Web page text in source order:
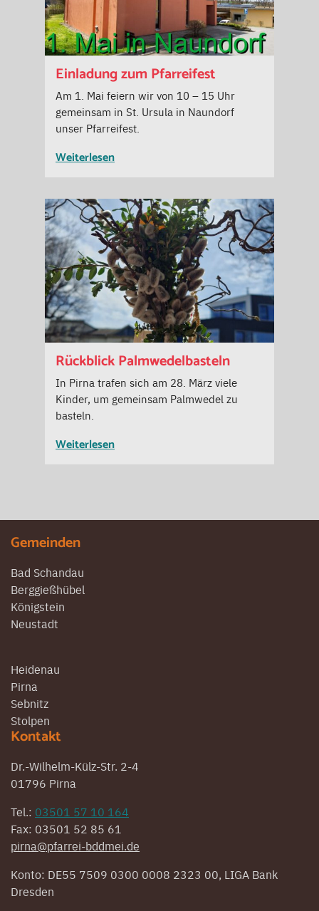
Einladung zum Pfarreifest
Am 1. Mai feiern wir von 10 – 15 Uhr
gemeinsam in St. Ursula in Naundorf
unser Pfarreifest.
Weiterlesen
Rückblick Palmwedelbasteln
In Pirna trafen sich am 28. März viele
Kinder, um gemeinsam Palmwedel zu
basteln.
Weiterlesen
Gemeinden
Bad Schandau
Berggießhübel
Königstein
Neustadt
Heidenau
Pirna
Sebnitz
Stolpen
Kontakt
Dr.-Wilhelm-Külz-Str. 2-4
01796 Pirna
Tel.: 03501 57 10 164
Fax: 03501 52 85 61
pirna@pfarrei-bddmei.de
Konto: DE55 7509 0300 0008 2323 00, LIGA Bank
Dresden